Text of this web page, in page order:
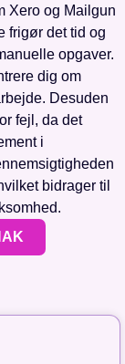
Xero og Mailgun
frigør det tid og
opgaver.
dig om
Desuden
fejl, da det
i
bidrager til